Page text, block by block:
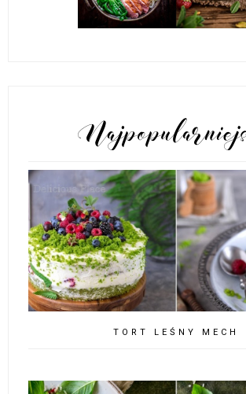
POPULARNE POSTY
TORT LEŚNY MECH